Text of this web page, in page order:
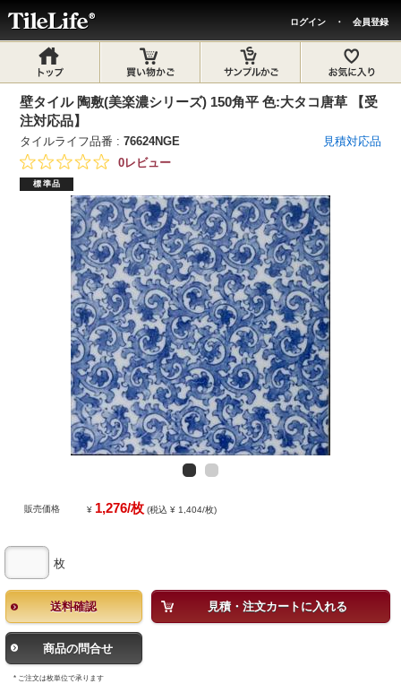
ログイン ・ 会員登録
壁タイル 陶敷(美楽濃シリーズ) 150角平 色:大タコ唐草 【受
注対応品】
タイルライフ品番 :76624NGE
見積対応品
0レビュー
標準品
販売価格 ¥ 1,276/枚 (税込 ¥ 1,404/枚)
枚
送料確認 見積・注文カートに入れる
商品の問合せ
* ご注文は枚単位で承ります